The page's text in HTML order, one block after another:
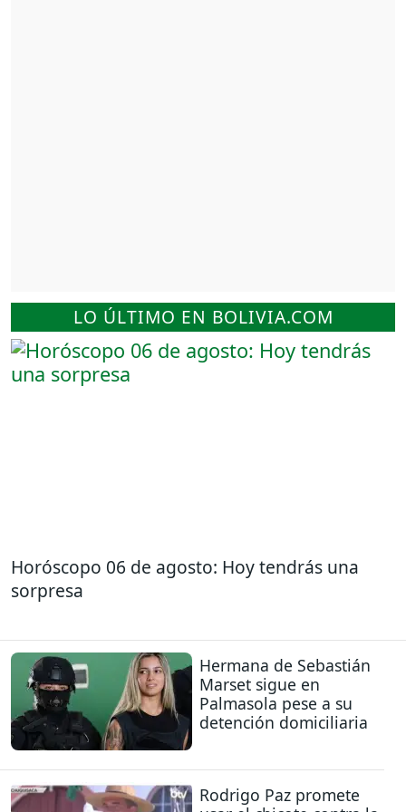
LO ÚLTIMO EN BOLIVIA.COM
Horóscopo 06 de agosto: Hoy tendrás una
sorpresa
Hermana de Sebastián
Marset sigue en
Palmasola pese a su
detención domiciliaria
Rodrigo Paz promete